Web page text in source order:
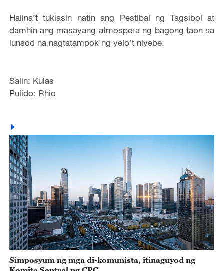
Halina’t tuklasin natin ang Pestibal ng Tagsibol at
damhin ang masayang atmospera ng bagong taon sa
lunsod na nagtatampok ng yelo’t niyebe.
Salin: Kulas
Pulido: Rhio
Simposyum ng mga di-komunista, itinaguyod ng